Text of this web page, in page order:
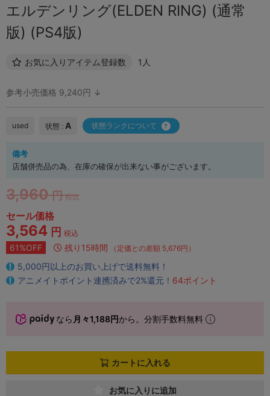
エルデンリング(ELDEN RING) (通常
版) (PS4版)
お気に入りアイテム登録数 1人
参考小売価格 9,240円 ↓
used 状態 : A 状態ランクについて
備考
店舗併売品の為、在庫の確保が出来ない事がございます。
3,960 円 税込
セール価格
3,564 円 税込
61%OFF 残り15時間 （定価との差額 5,676円）
5,000円以上のお買い上げで送料無料！
アニメイトポイント連携済みで2%還元！ 64ポイント
なら 月々1,188円から。分割手数料無料
カートに入れる
お気に入りに追加